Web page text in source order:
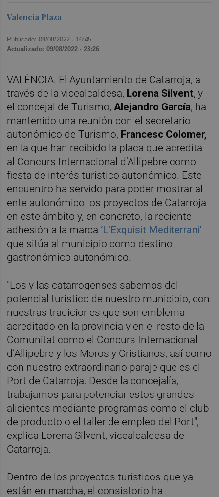
Valencia Plaza
Publicado: 09/08/2022 · 16:45
Actualizado: 09/08/2022 · 23:26
VALÈNCIA. El Ayuntamiento de Catarroja, a
través de la vicealcaldesa, Lorena Silvent, y
el concejal de Turismo, Alejandro García, ha
mantenido una reunión con el secretario
autonómico de Turismo, Francesc Colomer,
en la que han recibido la placa que acredita
al Concurs Internacional d’Allipebre como
fiesta de interés turístico autonómico. Este
encuentro ha servido para poder mostrar al
ente autonómico los proyectos de Catarroja
en este ámbito y, en concreto, la reciente
adhesión a la marca ‘L’Exquisit Mediterrani’
que sitúa al municipio como destino
gastronómico autonómico.
"Los y las catarrogenses sabemos del
potencial turístico de nuestro municipio, con
nuestras tradiciones que son emblema
acreditado en la provincia y en el resto de la
Comunitat como el Concurs Internacional
d’Allipebre y los Moros y Cristianos, así como
con nuestro extraordinario paraje que es el
Port de Catarroja. Desde la concejalía,
trabajamos para potenciar estos grandes
alicientes mediante programas como el club
de producto o el taller de empleo del Port",
explica Lorena Silvent, vicealcaldesa de
Catarroja.
Dentro de los proyectos turísticos que ya
están en marcha, el consistorio ha